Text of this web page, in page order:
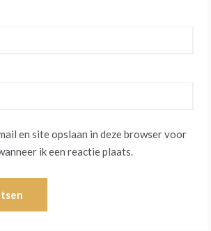
en site opslaan in deze browser voor
ik een reactie plaats.